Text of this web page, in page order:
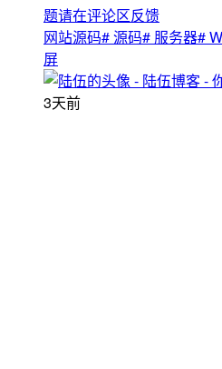
题请在评论区反馈
网站源码# 源码# 服务器#
屏
3天前